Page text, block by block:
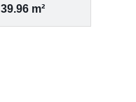
39.96 m²